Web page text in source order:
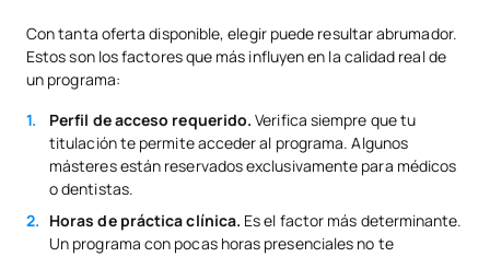
Con tanta oferta disponible, elegir puede resultar abrumador.
Estos son los factores que más influyen en la calidad real de
un programa:
Perfil de acceso requerido. Verifica siempre que tu
titulación te permite acceder al programa. Algunos
másteres están reservados exclusivamente para médicos
o dentistas.
Horas de práctica clínica. Es el factor más determinante.
Un programa con pocas horas presenciales no te